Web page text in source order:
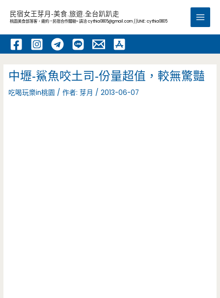
內
民宿女王芽月-美食.旅遊.全台趴趴走
桃園美食部落客，邀約 -民宿合作體驗~ 請洽cythia0805@gmail.com //LINE: cythia0805
Main
中壢-鯊魚咬土司-份量超值，較無驚豔
吃喝玩樂in桃園 / 作者:芽月 /2013-06-07